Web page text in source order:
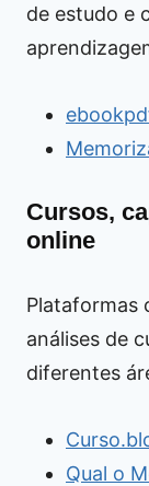
de estudo e
Cursos,
online
Plataformas
análises de
diferentes
Qual o